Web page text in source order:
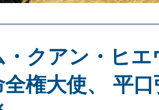
・クアン・ヒ
権大使、 平